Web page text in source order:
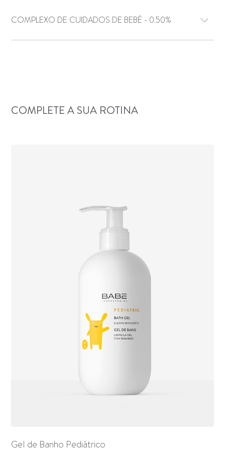
COMPLEXO DE CUIDADOS DE BEBÉ - 0.50%
COMPLETE A SUA ROTINA
Gel de Banho Pediátrico